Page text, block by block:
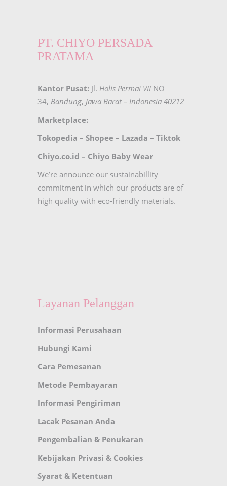
PT. CHIYO PERSADA
PRATAMA
Kantor Pusat: Jl. Holis Permai VII NO
34, Bandung, Jawa Barat – Indonesia 40212
Marketplace:
Tokopedia – Shopee – Lazada – Tiktok
Chiyo.co.id – Chiyo Baby Wear
We’re announce our sustainabillity
commitment in which our products are of
high quality with eco-friendly materials.
Layanan Pelanggan
Informasi Perusahaan
Hubungi Kami
Cara Pemesanan
Metode Pembayaran
Informasi Pengiriman
Lacak Pesanan Anda
Pengembalian & Penukaran
Kebijakan Privasi & Cookies
Syarat & Ketentuan